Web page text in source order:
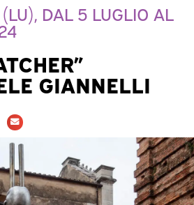
DAL 5 LUGLIO AL
GIANNELLI